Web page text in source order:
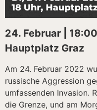
24. Februar | 18:00
Hauptplatz Graz
Am 24. Februar 2022
russische Aggression
umfassenden Invasion.
die Grenze, und am